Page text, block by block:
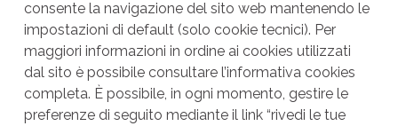
consente la navigazione del sito web mantenendo le
impostazioni di default (solo cookie tecnici). Per
maggiori informazioni in ordine ai cookies utilizzati
dal sito è possibile consultare l’informativa cookies
completa. È possibile, in ogni momento, gestire le
preferenze di seguito mediante il link “rivedi le tue